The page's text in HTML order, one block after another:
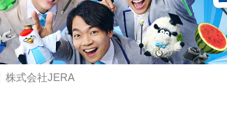
株式会社JERA